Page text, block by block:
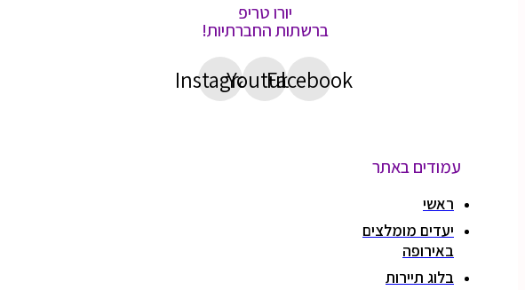
יורו טריפ
ברשתות החברתיות!
Facebook
Youtube
Instagram
עמודים באתר
ראשי
יעדים מומלצים
באירופה
בלוג תיירות